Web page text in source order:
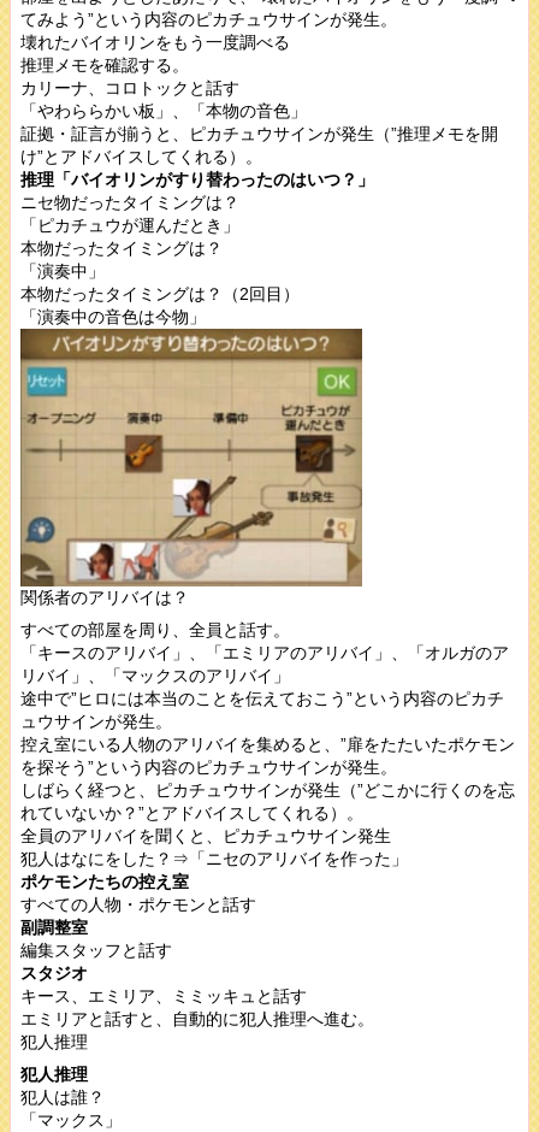
てみよう”という内容のピカチュウサインが発生。
壊れたバイオリンをもう一度調べる
推理メモを確認する。
カリーナ、コロトックと話す
「やわららかい板」、「本物の音色」
証拠・証言が揃うと、ピカチュウサインが発生（”推理メモを開
け”とアドバイスしてくれる）。
推理「バイオリンがすり替わったのはいつ？」
ニセ物だったタイミングは？
「ピカチュウが運んだとき」
本物だったタイミングは？
「演奏中」
本物だったタイミングは？（2回目）
「演奏中の音色は今物」
関係者のアリバイは？
すべての部屋を周り、全員と話す。
「キースのアリバイ」、「エミリアのアリバイ」、「オルガのア
リバイ」、「マックスのアリバイ」
途中で”ヒロには本当のことを伝えておこう”という内容のピカチ
ュウサインが発生。
控え室にいる人物のアリバイを集めると、”扉をたたいたポケモン
を探そう”という内容のピカチュウサインが発生。
しばらく経つと、ピカチュウサインが発生（”どこかに行くのを忘
れていないか？”とアドバイスしてくれる）。
全員のアリバイを聞くと、ピカチュウサイン発生
犯人はなにをした？⇒「ニセのアリバイを作った」
ポケモンたちの控え室
すべての人物・ポケモンと話す
副調整室
編集スタッフと話す
スタジオ
キース、エミリア、ミミッキュと話す
エミリアと話すと、自動的に犯人推理へ進む。
犯人推理
犯人推理
犯人は誰？
「マックス」